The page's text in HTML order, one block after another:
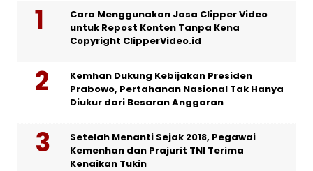
Cara Menggunakan Jasa Clipper Video
untuk Repost Konten Tanpa Kena
Copyright ClipperVideo.id
Kemhan Dukung Kebijakan Presiden
Prabowo, Pertahanan Nasional Tak Hanya
Diukur dari Besaran Anggaran
Setelah Menanti Sejak 2018, Pegawai
Kemenhan dan Prajurit TNI Terima
Kenaikan Tukin